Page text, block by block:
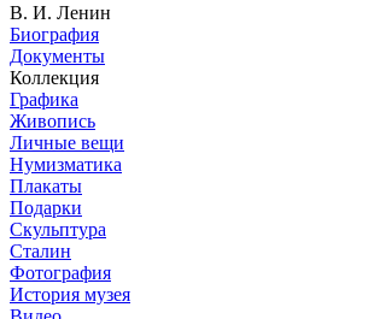
В. И. Ленин
Биография
Документы
Коллекция
Графика
Живопись
Личные вещи
Нумизматика
Плакаты
Подарки
Скульптура
Сталин
Фотография
История музея